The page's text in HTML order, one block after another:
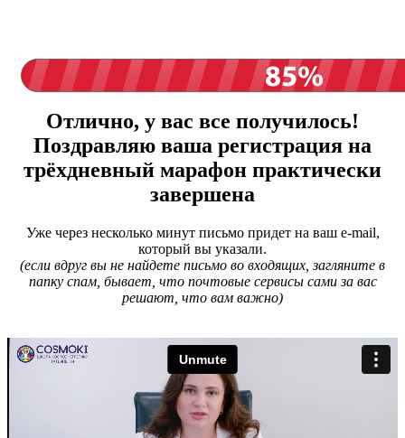
Отлично, у вас все получилось!
Поздравляю ваша регистрация на
трёхдневный марафон практически
завершена
Уже через несколько минут письмо придет на ваш e-mail,
который вы указали.
(если вдруг вы не найдете письмо во входящих, загляните в
папку спам, бывает, что почтовые сервисы сами за вас
решают, что вам важно)